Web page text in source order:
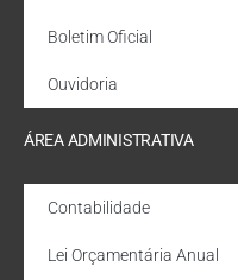
Boletim Oficial
Ouvidoria
ÁREA ADMINISTRATIVA
Contabilidade
Lei Orçamentária Anual